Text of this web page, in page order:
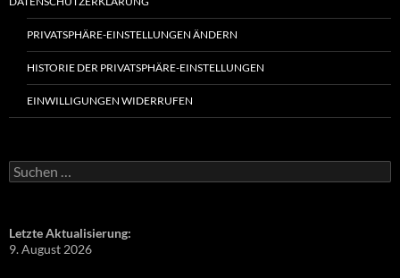
PRIVATSPHÄRE-EINSTELLUNGEN ÄNDERN
HISTORIE DER PRIVATSPHÄRE-EINSTELLUNGEN
EINWILLIGUNGEN WIDERRUFEN
Suchen
nach:
Letzte Aktualisierung:
9. August 2026